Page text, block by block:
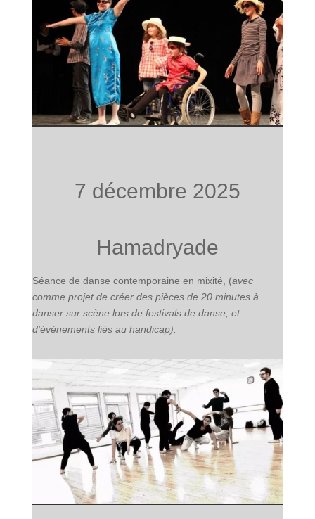
7 décembre 2025
Hamadryade
Séance de danse contemporaine en mixité, (avec
comme projet de créer des pièces de 20 minutes à
danser sur scène lors de festivals de danse, et
d’évènements liés au handicap).